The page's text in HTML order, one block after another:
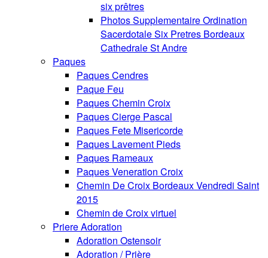
six prêtres
Photos Supplementaire Ordination
Sacerdotale Six Pretres Bordeaux
Cathedrale St Andre
Paques
Paques Cendres
Paque Feu
Paques Chemin Croix
Paques Cierge Pascal
Paques Fete Misericorde
Paques Lavement Pieds
Paques Rameaux
Paques Veneration Croix
Chemin De Croix Bordeaux Vendredi Saint
2015
Chemin de Croix virtuel
Priere Adoration
Adoration Ostensoir
Adoration / Prière